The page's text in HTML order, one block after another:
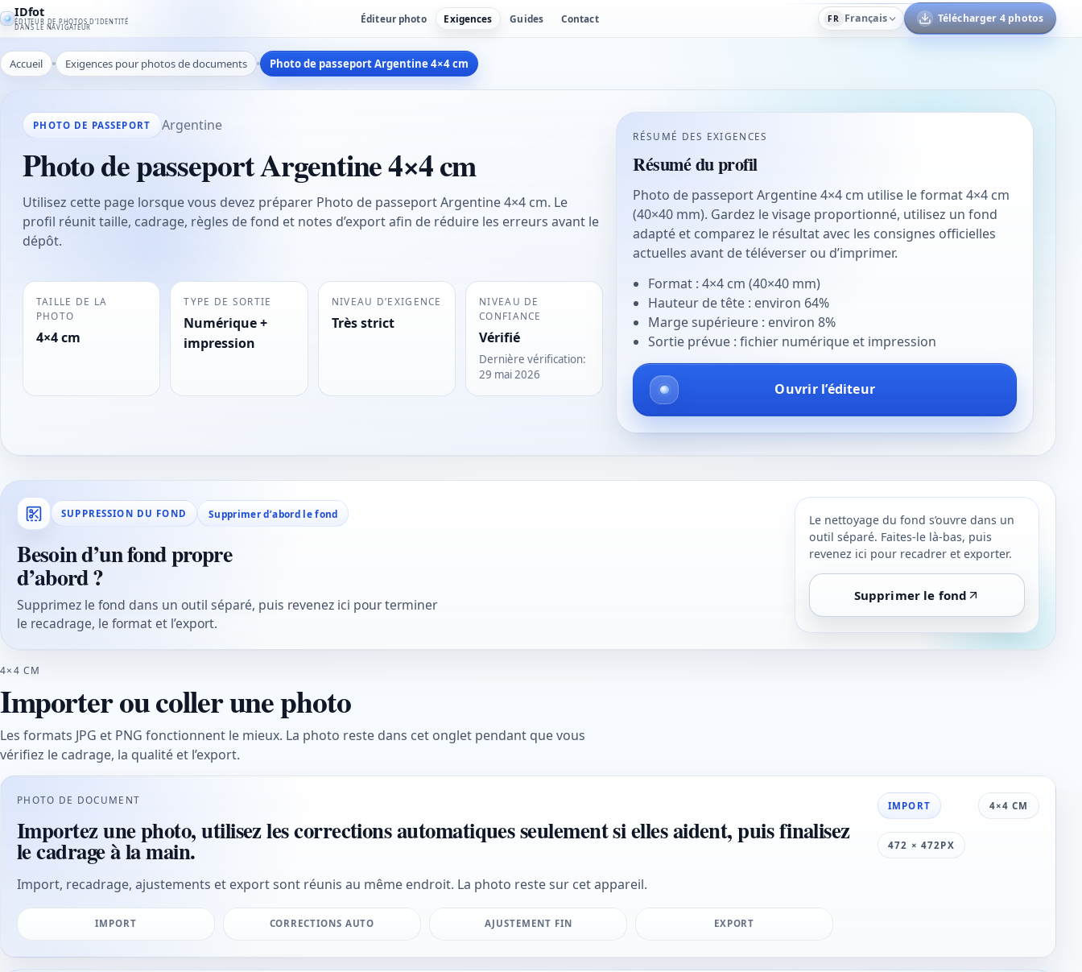
IDfot
ÉDITEUR DE PHOTOS D’IDENTITÉ
DANS LE NAVIGATEUR
Éditeur photo Exigences Guides Contact FR Français Télécharger 4 photos
Accueil Exigences pour photos de documents Photo de passeport Argentine 4×4 cm
PHOTO DE PASSEPORT Argentine
Photo de passeport Argentine 4×4 cm
Utilisez cette page lorsque vous devez préparer Photo de passeport Argentine 4×4 cm. Le
profil réunit taille, cadrage, règles de fond et notes d’export afin de réduire les erreurs avant le
dépôt.
TAILLE DE LA
PHOTO
4×4 cm
TYPE DE SORTIE
Numérique +
impression
NIVEAU D’EXIGENCE
Très strict
NIVEAU DE
CONFIANCE
Vérifié
Dernière vérification:
29 mai 2026
RÉSUMÉ DES EXIGENCES
Résumé du profil
Photo de passeport Argentine 4×4 cm utilise le format 4×4 cm
(40×40 mm). Gardez le visage proportionné, utilisez un fond
adapté et comparez le résultat avec les consignes officielles
actuelles avant de téléverser ou d’imprimer.
Format : 4×4 cm (40×40 mm)
Hauteur de tête : environ 64%
Marge supérieure : environ 8%
Sortie prévue : fichier numérique et impression
Ouvrir l’éditeur
SUPPRESSION DU FOND Supprimer d’abord le fond
Besoin d’un fond propre
d’abord ?
Supprimez le fond dans un outil séparé, puis revenez ici pour terminer
le recadrage, le format et l’export.
Le nettoyage du fond s’ouvre dans un
outil séparé. Faites-le là-bas, puis
revenez ici pour recadrer et exporter.
Supprimer le fond
4×4 CM
Importer ou coller une photo
Les formats JPG et PNG fonctionnent le mieux. La photo reste dans cet onglet pendant que vous
vérifiez le cadrage, la qualité et l’export.
PHOTO DE DOCUMENT
Importez une photo, utilisez les corrections automatiques seulement si elles aident, puis finalisez
le cadrage à la main.
Import, recadrage, ajustements et export sont réunis au même endroit. La photo reste sur cet appareil.
IMPORT 4×4 CM
472 × 472PX
IMPORT CORRECTIONS AUTO AJUSTEMENT FIN EXPORT